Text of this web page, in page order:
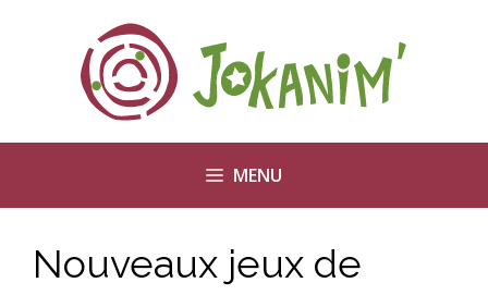
MENU
Nouveaux jeux de